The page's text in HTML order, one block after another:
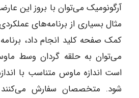
آرگونومیک می‌توان با بروز این
مثال بسیاری از برنامه‌های
کمک صفحه کلید انجام داد،
می‌توان به حلقه گردان وسط
است اندازه ماوس متناسب با
شود. متخصصان سفارش می‌کنند